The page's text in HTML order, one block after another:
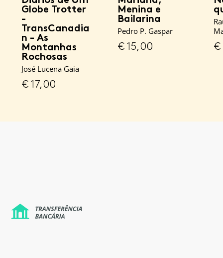
Globe Trotter
-
TransCanadia
n - As
Montanhas
Rochosas
José Lucena Gaia
€17,00
Menina e
Bailarina
Pedro P. Gaspar
€15,00 €